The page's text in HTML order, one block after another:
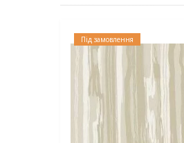
Під замовлення